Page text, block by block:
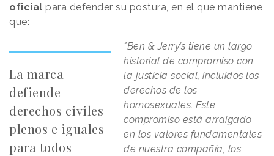
oficial para defender su postura, en el que mantiene
que:
La marca
defiende
derechos civiles
plenos e iguales
para todos
"Ben & Jerry’s tiene un largo
historial de compromiso con
la justicia social, incluidos los
derechos de los
homosexuales. Este
compromiso está arraigado
en los valores fundamentales
de nuestra compañía, los